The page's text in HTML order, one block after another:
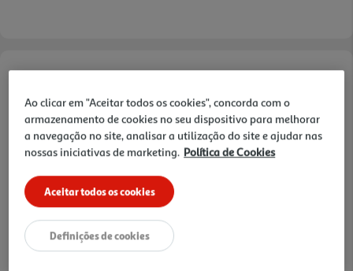
As bolachas com recheio de chocolate Auchan Croc Ton Pote!
combinam uma textura crocante com um sabor intenso de cacau.
Produzidas com farinha de trigo de origem francesa, são ideais para
bisc oitos, mantêm toda a frescura e praticidade, sendo perfeitas
para levar para a escola ou saborear a qualquer hora.
Características
Ao clicar em "Aceitar todos os cookies", concorda com o
armazenamento de cookies no seu dispositivo para melhorar
a navegação no site, analisar a utilização do site e ajudar nas
nossas iniciativas de marketing. Política de Cookies
Aceitar todos os cookies
Definições de cookies